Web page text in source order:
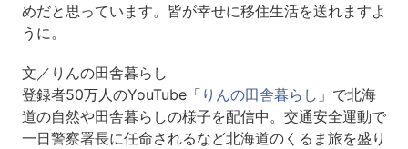
めだと思っています。皆が幸せに移住生活を送れますよ
うに。
文／りんの田舎暮らし
登録者50万人のYouTube「 りんの田舎暮らし 」で北海
道の自然や田舎暮らしの様子を配信中。交通安全運動で
一日警察署長に任命されるなど北海道のくるま旅を盛り